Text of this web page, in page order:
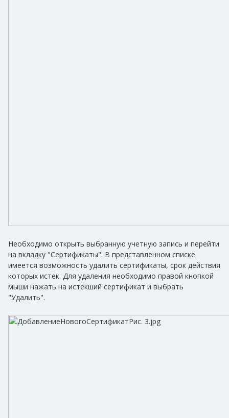
Необходимо открыть выбранную учетную запись и перейти
на вкладку "Сертификаты". В представленном списке
имеется возможность удалить сертификаты, срок действия
которых истек. Для удаления необходимо правой кнопкой
мыши нажать на истекший сертификат и выбрать
"Удалить".